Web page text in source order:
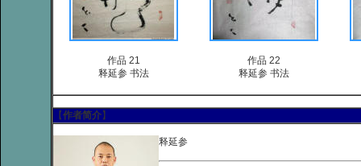
作品 21
作品 22
释延参 书法
释延参 书法
【作者简介】
释延参